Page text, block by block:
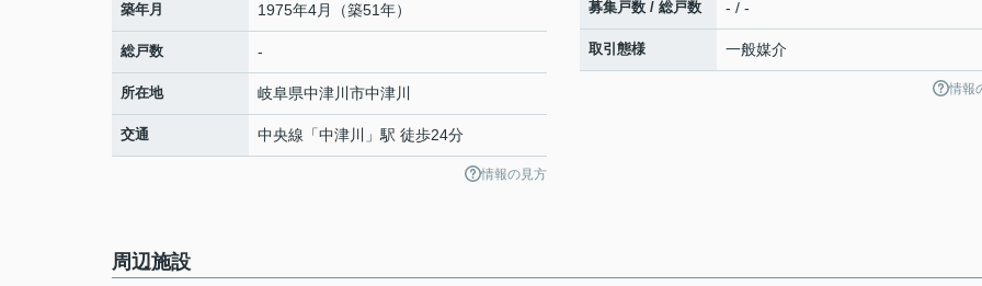
築年月 1975年4月（築51年）
総戸数 -
所在地 岐阜県中津川市中津川
交通 中央線 「中津川 」駅 徒歩24分
情報の見方
募集戸数 / 総戸数 - / -
取引態様 一般媒介
情報
周辺施設